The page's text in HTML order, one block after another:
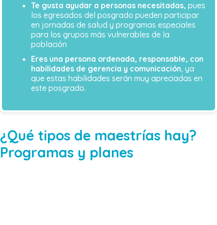
Te gusta ayudar a personas necesitadas, pues
los egresados del posgrado pueden participar
en jornadas de salud y programas especiales
para los grupos más vulnerables de la
población
Eres una persona ordenada, responsable, con
habilidades de gerencia y comunicación, ya
que estas habilidades serán muy apreciadas en
este posgrado.
¿Qué tipos de maestrías hay?
Programas y planes